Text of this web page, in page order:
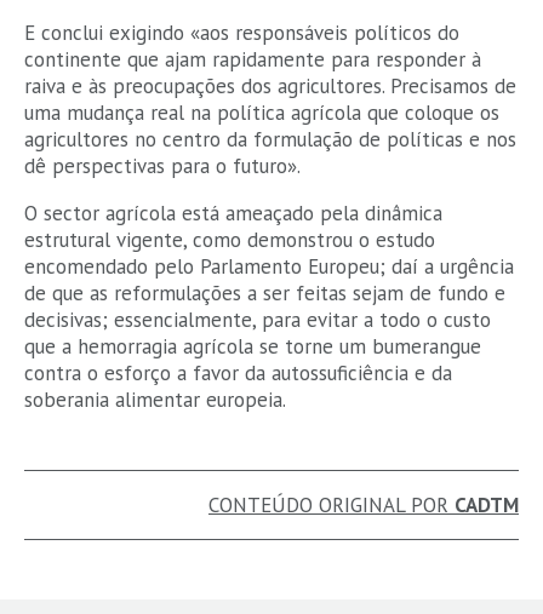
E conclui exigindo «aos responsáveis políticos do
continente que ajam rapidamente para responder à
raiva e às preocupações dos agricultores. Precisamos de
uma mudança real na política agrícola que coloque os
agricultores no centro da formulação de políticas e nos
dê perspectivas para o futuro».
O sector agrícola está ameaçado pela dinâmica
estrutural vigente, como demonstrou o estudo
encomendado pelo Parlamento Europeu; daí a urgência
de que as reformulações a ser feitas sejam de fundo e
decisivas; essencialmente, para evitar a todo o custo
que a hemorragia agrícola se torne um bumerangue
contra o esforço a favor da autossuficiência e da
soberania alimentar europeia.
CONTEÚDO ORIGINAL POR CADTM